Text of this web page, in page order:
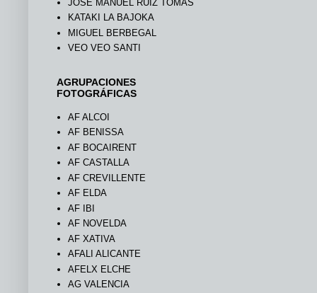
JOSÉ MANUEL RUIZ TOMÁS
KATAKI LA BAJOKA
MIGUEL BERBEGAL
VEO VEO SANTI
AGRUPACIONES
FOTOGRÁFICAS
AF ALCOI
AF BENISSA
AF BOCAIRENT
AF CASTALLA
AF CREVILLENTE
AF ELDA
AF IBI
AF NOVELDA
AF XATIVA
AFALI ALICANTE
AFELX ELCHE
AG VALENCIA